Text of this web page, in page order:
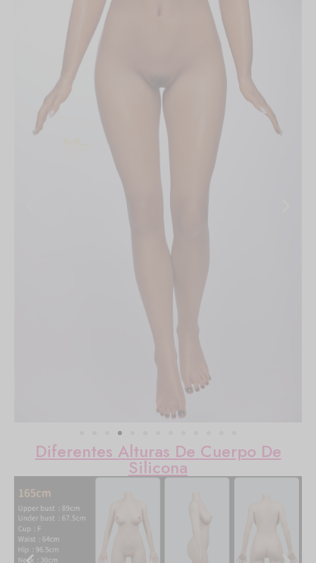
Diferentes Alturas De Cuerpo De
Silicona